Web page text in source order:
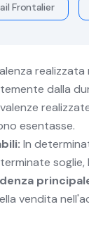
Frontalier
dalla
esentasse.
In
soglie,
vendita